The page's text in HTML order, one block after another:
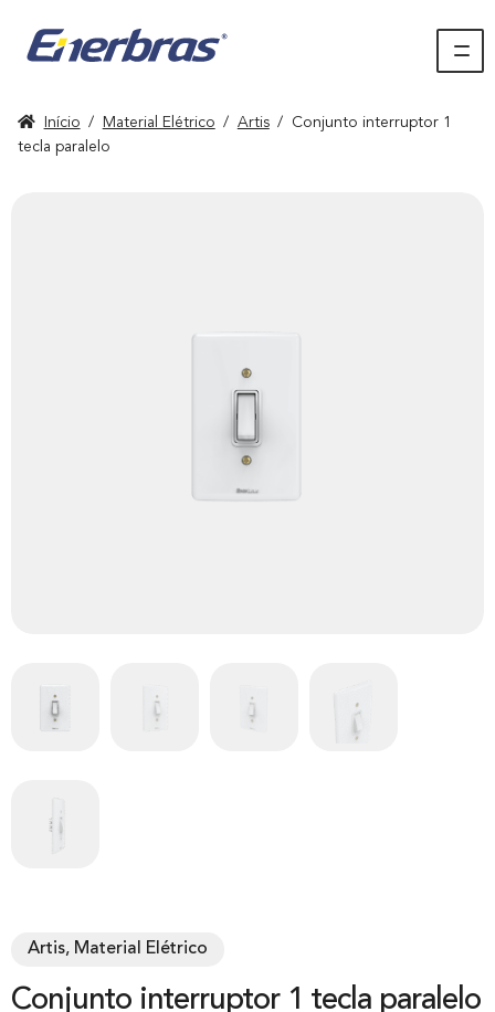
Início / Material Elétrico / Artis /
Conjunto interruptor 1
tecla paralelo
Artis, Material Elétrico
Conjunto interruptor 1 tecla paralelo